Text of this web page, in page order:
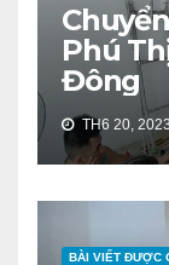
Phú
Đông
TH6 20,
BÀI VIẾT ĐƯỢC